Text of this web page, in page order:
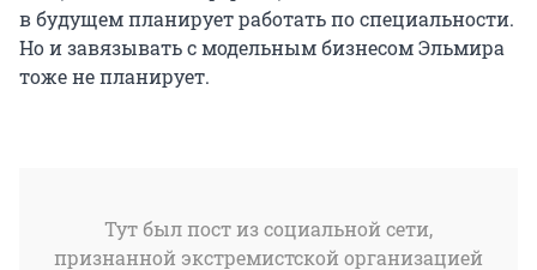
в будущем планирует работать по специальности.
Но и завязывать с модельным бизнесом Эльмира
тоже не планирует.
Тут был пост из социальной сети,
признанной экстремистской организацией